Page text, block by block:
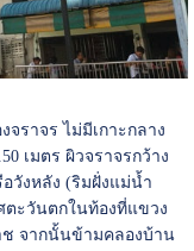
ราจร ไม่มีเกาะกลาง
เมตร ผิวจราจรกว้าง
อวังหลัง (ริมฝั่งแม่น้ำ
ตะวันตกในท้องที่แขวง
จากนั้นข้ามคลองบ้าน